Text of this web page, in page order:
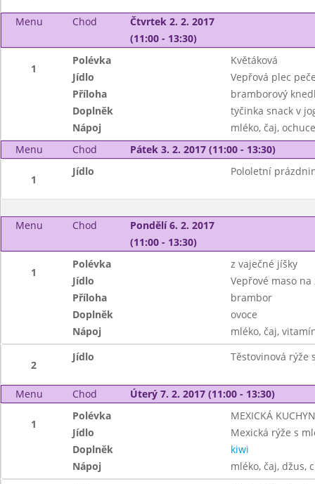
Menu Chod
Čtvrtek 2. 2. 2017
(11:00 - 13:30)
1
Polévka
Květáková
Jídlo
Vepřová plec
Příloha
bramborový
Doplněk
tyčinka snack v
Nápoj
mléko, čaj,
Menu
Chod Pátek 3. 2. 2017 (11:00 - 13:30)
1
Jídlo Pololetní
Menu Chod
Pondělí 6. 2. 2017
(11:00 - 13:30)
1
Polévka
z vaječné jíšky
Jídlo
Vepřové maso
Příloha
brambor
Doplněk
ovoce
Nápoj
mléko, čaj,
2
Jídlo Těstovinová rýže
Menu Chod Úterý 7. 2. 2017 (11:00 - 13:30)
1
Polévka
MEXICKÁ
Jídlo
Mexická rýže s
Doplněk
kiwi
Nápoj
mléko, čaj, džus,